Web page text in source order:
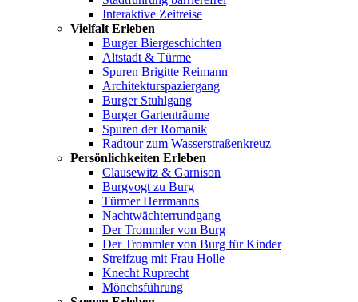
Interaktive Zeitreise
Vielfalt Erleben
Burger Biergeschichten
Altstadt & Türme
Spuren Brigitte Reimann
Architekturspaziergang
Burger Stuhlgang
Burger Gartenträume
Spuren der Romanik
Radtour zum Wasserstraßenkreuz
Persönlichkeiten Erleben
Clausewitz & Garnison
Burgvogt zu Burg
Türmer Herrmanns
Nachtwächterrundgang
Der Trommler von Burg
Der Trommler von Burg für Kinder
Streifzug mit Frau Holle
Knecht Ruprecht
Mönchsführung